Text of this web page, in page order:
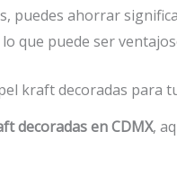
puedes ahorrar
que puede ser
kraft decoradas para
decoradas en CDMX,